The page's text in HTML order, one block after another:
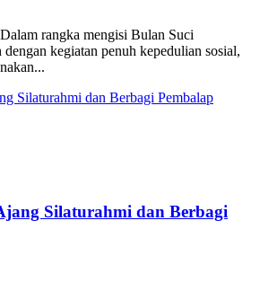
rangka mengisi Bulan Suci
kegiatan penuh kepedulian sosial,
Silaturahmi dan Berbagi